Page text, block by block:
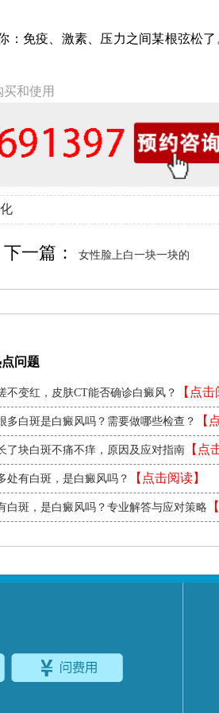
：免疫、激素、压力之间某根弦松了
和使用
下一篇：女性脸上白一块一块的
问题
不变红，皮肤CT能否确诊白癜风？ 【点
多白斑是白癜风吗？需要做哪些检查？ 【
了块白斑不痛不痒，原因及应对指南【点
处有白斑，是白癜风吗？ 【点击阅读】
白斑，是白癜风吗？专业解答与应对策略